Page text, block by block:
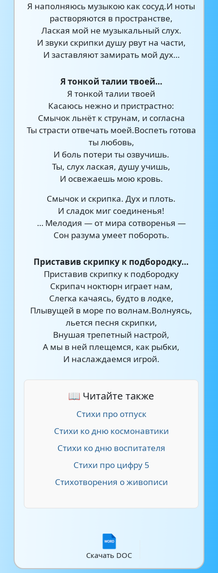
Я наполняюсь музыкою как сосуд.И ноты
растворяются в пространстве,
Лаская мой не музыкальный слух.
И звуки скрипки душу рвут на части,
И заставляют замирать мой дух…
Я тонкой талии твоей…
Я тонкой талии твоей
Касаюсь нежно и пристрастно:
Смычок льнёт к струнам, и согласна
Ты страсти отвечать моей.Воспеть готова
ты любовь,
И боль потери ты озвучишь.
Ты, слух лаская, душу учишь,
И освежаешь мою кровь.
Смычок и скрипка. Дух и плоть.
И сладок миг соединенья!
… Мелодия — от мира сотворенья —
Сон разума умеет побороть.
Приставив скрипку к подбородку…
Приставив скрипку к подбородку
Скрипач ноктюрн играет нам,
Слегка качаясь, будто в лодке,
Плывущей в море по волнам.Волнуясь,
льется песня скрипки,
Внушая трепетный настрой,
А мы в ней плещемся, как рыбки,
И наслаждаемся игрой.
📖 Читайте также
Стихи про отпуск
Стихи ко дню космонавтики
Стихи ко дню воспитателя
Стихи про цифру 5
Стихотворения о живописи
Скачать DOC